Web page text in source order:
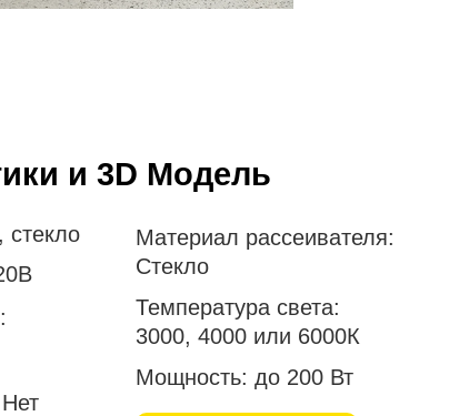
и 3D Модель
стекло
Нет
Материал рассеивателя:
Стекло
Температура света:
3000, 4000 или 6000К
Мощность: до 200 Вт